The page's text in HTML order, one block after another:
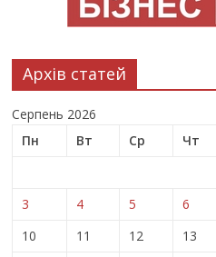
Архів статей
Серпень 2026
Пн
Вт Ср Чт
3
4 5 6
10
11 12 13